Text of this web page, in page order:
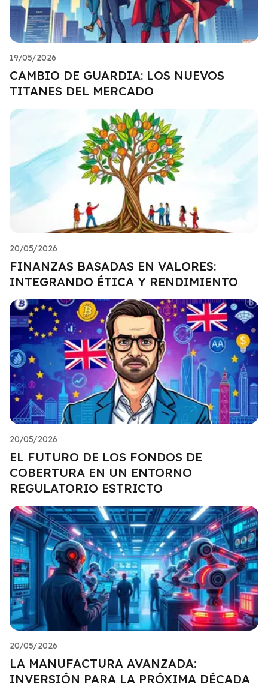
19/05/2026
CAMBIO DE GUARDIA: LOS NUEVOS
TITANES DEL MERCADO
20/05/2026
FINANZAS BASADAS EN VALORES:
INTEGRANDO ÉTICA Y RENDIMIENTO
20/05/2026
EL FUTURO DE LOS FONDOS DE
COBERTURA EN UN ENTORNO
REGULATORIO ESTRICTO
20/05/2026
LA MANUFACTURA AVANZADA:
INVERSIÓN PARA LA PRÓXIMA DÉCADA